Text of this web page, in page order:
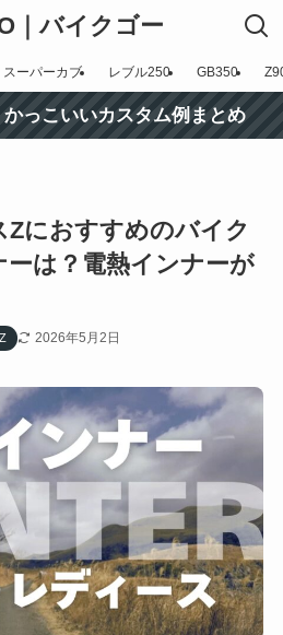
｜バイクゴー
スーパーカブ レブル250 GB350
かっこいいカスタム例まとめ
Zにおすすめのバイク
ーは？電熱インナーが
2026年5月2日